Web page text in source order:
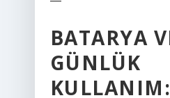
BATARYA
GÜNLÜK
KULLANIM: